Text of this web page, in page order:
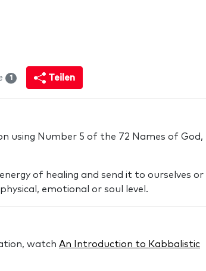
1 Teilen
using Number 5 of the 72 Names of God,
of healing and send it to ourselves or
emotional or soul level.
watch An Introduction to Kabbalistic